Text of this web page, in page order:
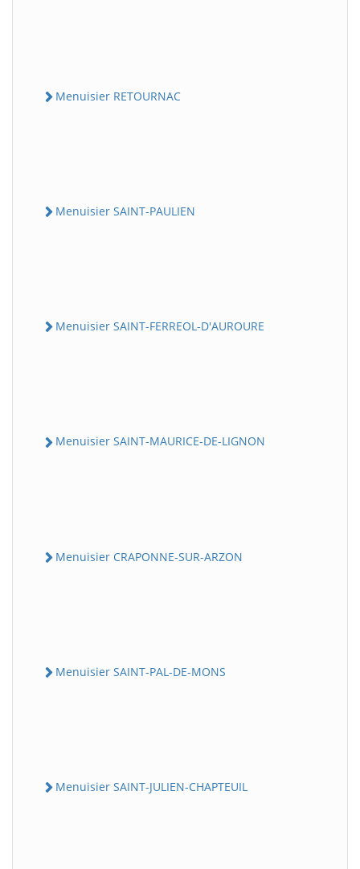
Menuisier RETOURNAC
Menuisier SAINT-PAULIEN
Menuisier SAINT-FERREOL-D'AUROURE
Menuisier SAINT-MAURICE-DE-LIGNON
Menuisier CRAPONNE-SUR-ARZON
Menuisier SAINT-PAL-DE-MONS
Menuisier SAINT-JULIEN-CHAPTEUIL